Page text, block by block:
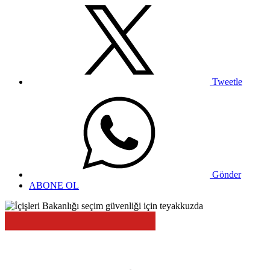
Tweetle
Gönder
ABONE OL